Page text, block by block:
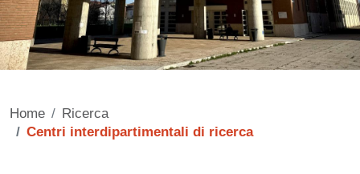
Home
Ricerca
Centri interdipartimentali di ricerca